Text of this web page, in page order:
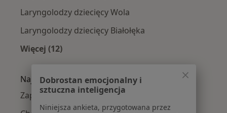
Laryngolodzy dziecięcy Wola
Laryngolodzy dziecięcy Białołęka
Więcej (12)
Najczęście leczone choroby
Zapalenie gardła w Warszawie
Dobrostan emocjonalny i
sztuczna inteligencja
Niniejsza ankieta, przygotowana przez